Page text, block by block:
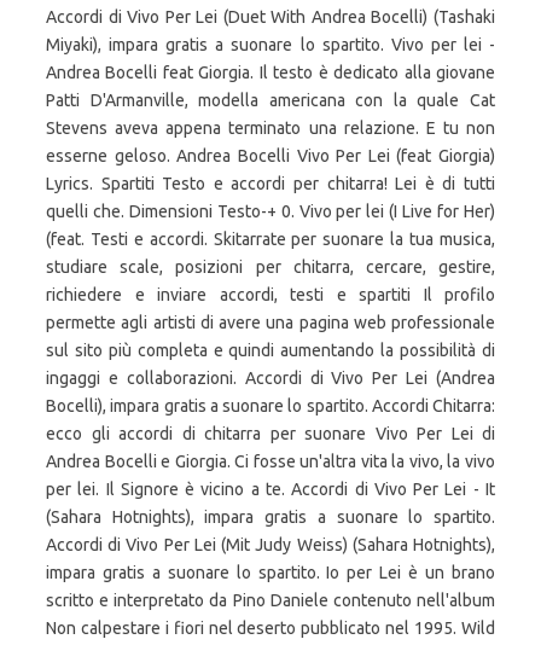
Accordi di Vivo Per Lei (Duet With Andrea Bocelli) (Tashaki
Miyaki), impara gratis a suonare lo spartito. Vivo per lei -
Andrea Bocelli feat Giorgia. Il testo è dedicato alla giovane
Patti D'Armanville, modella americana con la quale Cat
Stevens aveva appena terminato una relazione. E tu non
esserne geloso. Andrea Bocelli Vivo Per Lei (feat Giorgia)
Lyrics. Spartiti Testo e accordi per chitarra! Lei è di tutti
quelli che. Dimensioni Testo-+ 0. Vivo per lei (I Live for Her)
(feat. Testi e accordi. Skitarrate per suonare la tua musica,
studiare scale, posizioni per chitarra, cercare, gestire,
richiedere e inviare accordi, testi e spartiti Il profilo
permette agli artisti di avere una pagina web professionale
sul sito più completa e quindi aumentando la possibilità di
ingaggi e collaborazioni. Accordi di Vivo Per Lei (Andrea
Bocelli), impara gratis a suonare lo spartito. Accordi Chitarra:
ecco gli accordi di chitarra per suonare Vivo Per Lei di
Andrea Bocelli e Giorgia. Ci fosse un'altra vita la vivo, la vivo
per lei. Il Signore è vicino a te. Accordi di Vivo Per Lei - It
(Sahara Hotnights), impara gratis a suonare lo spartito.
Accordi di Vivo Per Lei (Mit Judy Weiss) (Sahara Hotnights),
impara gratis a suonare lo spartito. Io per Lei è un brano
scritto e interpretato da Pino Daniele contenuto nell'album
Non calpestare i fiori nel deserto pubblicato nel 1995. Wild